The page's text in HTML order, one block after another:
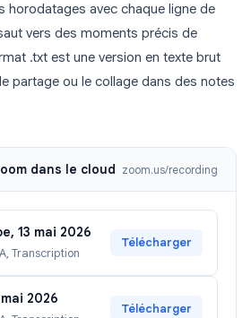
horodatages avec chaque ligne de
vers des moments précis de
.txt est une version en texte brut
partage ou le collage dans des notes
dans le cloud zoom.us/recording
13 mai 2026
Transcription
Télécharger
2026
Télécharger